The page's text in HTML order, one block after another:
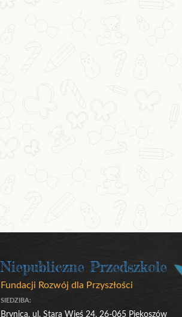
Niepubliczne Przedszkole
Fundacji Rozwój dla Przyszłości
SIEDZIBA:
Brynica, ul. Stara Wieś 24, 26-065 Piekoszów